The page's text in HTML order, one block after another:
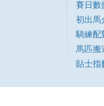
賽日數
初出馬
騎練配
馬匹搬
貼士指